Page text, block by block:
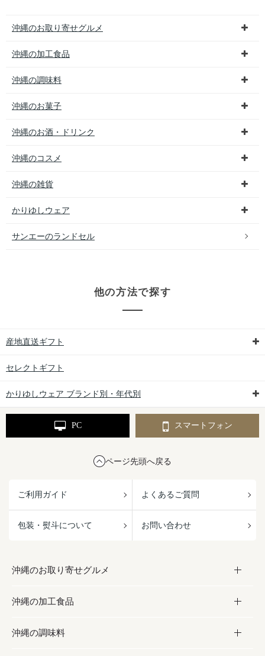
沖縄のお取り寄せグルメ
沖縄の加工食品
沖縄の調味料
沖縄のお菓子
沖縄のお酒・ドリンク
沖縄のコスメ
沖縄の雑貨
かりゆしウェア
サンエーのランドセル
他の方法で探す
産地直送ギフト
セレクトギフト
かりゆしウェア ブランド別・年代別
PC スマートフォン
ページ先頭へ戻る
ご利用ガイド よくあるご質問
包装・熨斗について お問い合わせ
沖縄のお取り寄せグルメ
お取り寄せグルメ
フルーツ・野菜
沖縄の加工食品
加工食品
沖縄の調味料